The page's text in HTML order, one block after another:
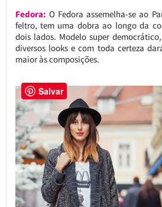
Fedora: O Fedora assemelha-se ao
feltro, tem uma dobra ao longo da
dois lados. Modelo super
diversos looks e com toda certeza
maior às composições.
Salvar